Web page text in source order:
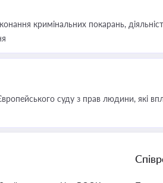
кримінальних покарань,
суду з прав людини, які